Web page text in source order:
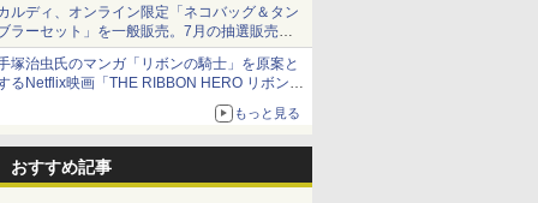
ルディ、オンライン限定「ネコバッグ＆タン
ラーセット」を一般販売。7月の抽選販売の
選無効分
塚治虫氏のマンガ「リボンの騎士」を原案と
るNetflix映画「THE RIBBON HERO リボンヒ
もっと見る
おすすめ記事